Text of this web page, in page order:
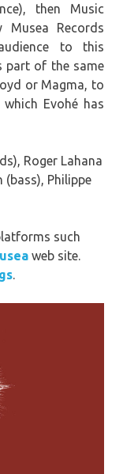
then Music
Musea Records
to this
part of the same
or Magma, to
Evohé has
Roger Lahana
(bass), Philippe
such
web site.
.